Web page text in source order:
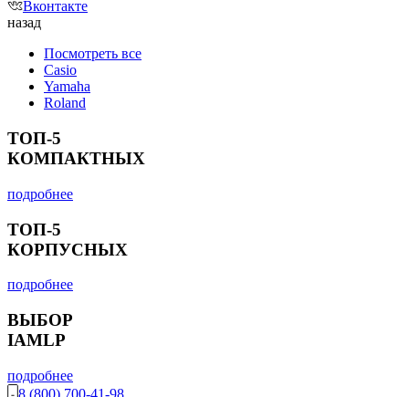
Вконтакте
назад
Посмотреть все
Casio
Yamaha
Roland
ТОП-5
КОМПАКТНЫХ
подробнее
ТОП-5
КОРПУСНЫХ
подробнее
ВЫБОР
IAMLP
подробнее
8 (800) 700-41-98